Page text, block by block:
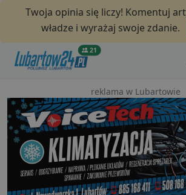
Twoja opinia się liczy! Komentuj
władze i wyrażaj swoje zdanie.
21
reklama w Lubartowie